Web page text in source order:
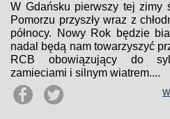
W Gdańsku pierwszy tej zimy
Pomorzu przyszły wraz z
północy. Nowy Rok będzie
nadal będą nam towarzyszyć
RCB obowiązujący do
zamieciami i silnym wiatrem....